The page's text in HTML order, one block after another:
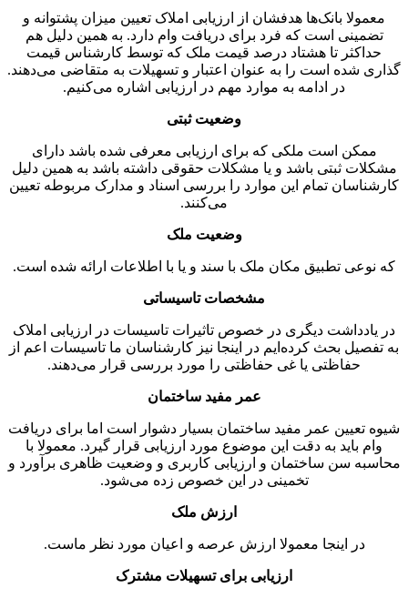
معمولا بانک‌ها هدفشان از ارزیابی املاک تعیین میزان پشتوانه و
تضمینی است که فرد برای دریافت وام دارد. به همین دلیل هم
حداکثر تا هشتاد درصد قیمت ملک که توسط کارشناس قیمت
گذاری شده است را به عنوان اعتبار و تسهیلات به متقاضی می‌دهند.
در ادامه به موارد مهم در ارزیابی اشاره می‌کنیم.
وضعیت ثبتی
ممکن است ملکی که برای ارزیابی معرفی شده باشد دارای
مشکلات ثبتی باشد و یا مشکلات حقوقی داشته باشد به همین دلیل
کارشناسان تمام این موارد را بررسی اسناد و مدارک مربوطه تعیین
می‌کنند.
وضعیت ملک
که نوعی تطبیق مکان ملک با سند و یا با اطلاعات ارائه شده است.
مشخصات تاسیساتی
در یادداشت دیگری در خصوص تاثیرات تاسیسات در ارزیابی املاک
به تفصیل بحث کرده‌ایم در اینجا نیز کارشناسان ما تاسیسات اعم از
حفاظتی یا غی حفاظتی را مورد بررسی قرار می‌دهند.
عمر مفید ساختمان
شیوه تعیین عمر مفید ساختمان بسیار دشوار است اما برای دریافت
وام باید به دقت این موضوع مورد ارزیابی قرار گیرد. معمولا با
محاسبه سن ساختمان و ارزیابی کاربری و وضعیت ظاهری برآورد و
تخمینی در این خصوص زده می‌شود.
ارزش ملک
در اینجا معمولا ارزش عرصه و اعیان مورد نظر ماست.
ارزیابی برای تسهیلات مشترک